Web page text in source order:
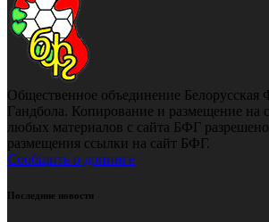
Общественное объединение Белорусская
Гандбола. Копирование и размещение на
любых материалов с сайта БФГ
размещения ссылки на сайт БФГ.
Сообщить о допинге
Последние новости